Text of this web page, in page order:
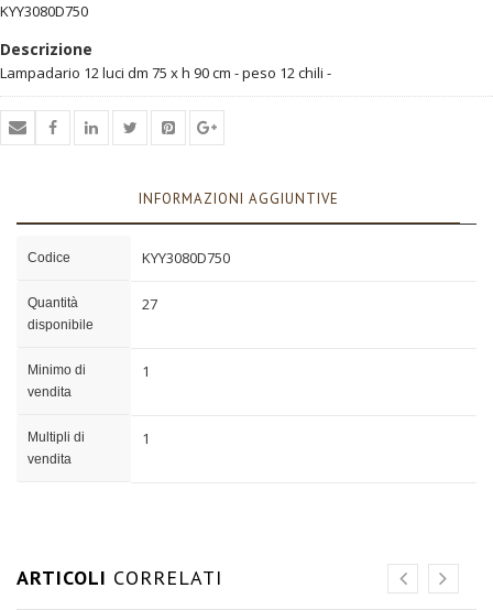
KYY3080D750
Descrizione
Lampadario 12 luci dm 75 x h 90 cm - peso 12 chili -
INFORMAZIONI AGGIUNTIVE
Codice KYY3080D750
Quantità
disponibile
27
Minimo di
vendita
1
Multipli di
vendita
1
ARTICOLI CORRELATI